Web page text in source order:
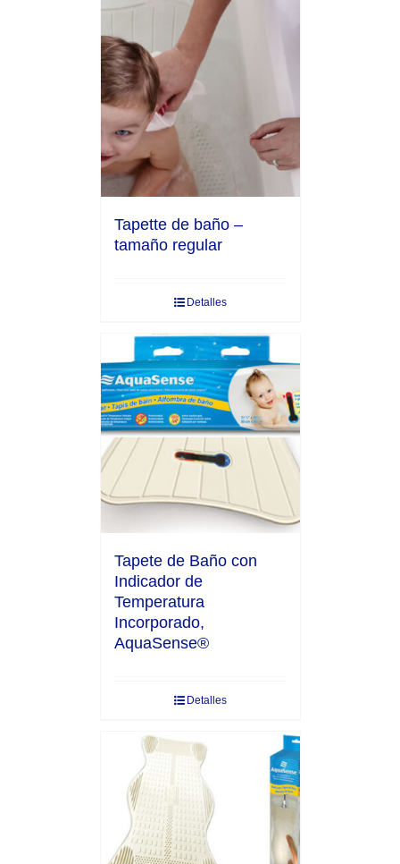
Tapette de baño –
tamaño regular
Detalles
Tapete de Baño con
Indicador de
Temperatura
Incorporado,
AquaSense®
Detalles